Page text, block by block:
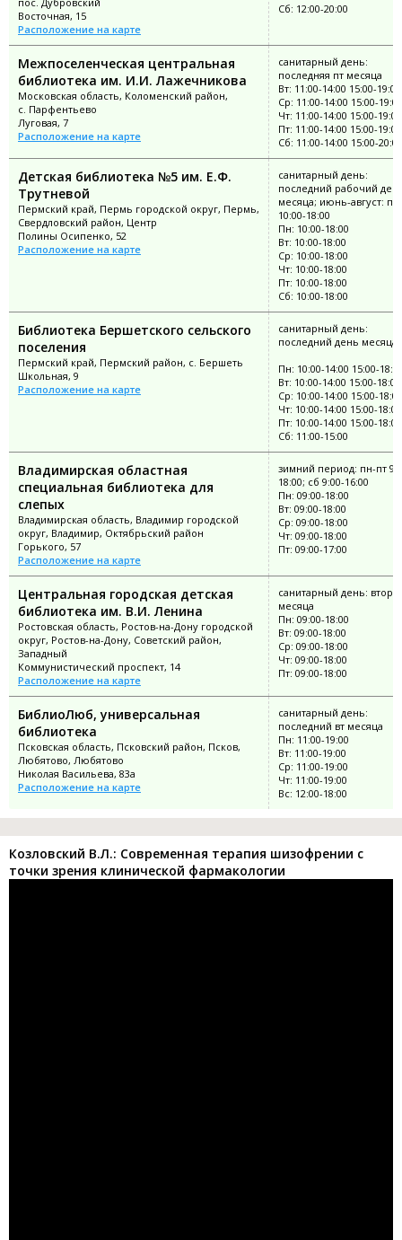
Восточная, 15
Расположение на карте
Сб: 12:00-20:00
Межпоселенческая центральная
библиотека им. И.И. Лажечникова
Московская область, Коломенский район,
с. Парфентьево
Луговая, 7
Расположение на карте
санитарный день:
последняя пт месяца
Вт: 11:00-14:00 15:00-19:00
Ср: 11:00-14:00 15:00-19:00
Чт: 11:00-14:00 15:00-19:00
Пт: 11:00-14:00 15:00-19:00
Сб: 11:00-14:00 15:00-20:00
Детская библиотека №5 им. Е.Ф.
Трутневой
Пермский край, Пермь городской округ, Пермь,
Свердловский район, Центр
Полины Осипенко, 52
Расположение на карте
санитарный день:
последний рабочий
месяца; июнь-август:
10:00-18:00
Пн: 10:00-18:00
Вт: 10:00-18:00
Ср: 10:00-18:00
Чт: 10:00-18:00
Пт: 10:00-18:00
Сб: 10:00-18:00
Библиотека Бершетского сельского
поселения
Пермский край, Пермский район, с. Бершеть
Школьная, 9
Расположение на карте
санитарный день:
последний день месяца
Пн: 10:00-14:00 15:00-
Вт: 10:00-14:00 15:00-18:00
Ср: 10:00-14:00 15:00-18:00
Чт: 10:00-14:00 15:00-18:00
Пт: 10:00-14:00 15:00-18:00
Сб: 11:00-15:00
Владимирская областная
специальная библиотека для
слепых
Владимирская область, Владимир городской
округ, Владимир, Октябрьский район
Горького, 57
Расположение на карте
зимний период: пн-пт
18:00; сб 9:00-16:00
Пн: 09:00-18:00
Вт: 09:00-18:00
Ср: 09:00-18:00
Чт: 09:00-18:00
Пт: 09:00-17:00
Центральная городская детская
библиотека им. В.И. Ленина
Ростовская область, Ростов-на-Дону городской
округ, Ростов-на-Дону, Советский район,
Западный
Коммунистический проспект, 14
Расположение на карте
санитарный день:
месяца
Пн: 09:00-18:00
Вт: 09:00-18:00
Ср: 09:00-18:00
Чт: 09:00-18:00
Пт: 09:00-18:00
БиблиоЛюб, универсальная
библиотека
Псковская область, Псковский район, Псков,
Любятово, Любятово
Николая Васильева, 83а
Расположение на карте
санитарный день:
последний вт месяца
Пн: 11:00-19:00
Вт: 11:00-19:00
Ср: 11:00-19:00
Чт: 11:00-19:00
Вс: 12:00-18:00
Козловский В.Л.: Современная терапия шизофрении с
точки зрения клинической фармакологии